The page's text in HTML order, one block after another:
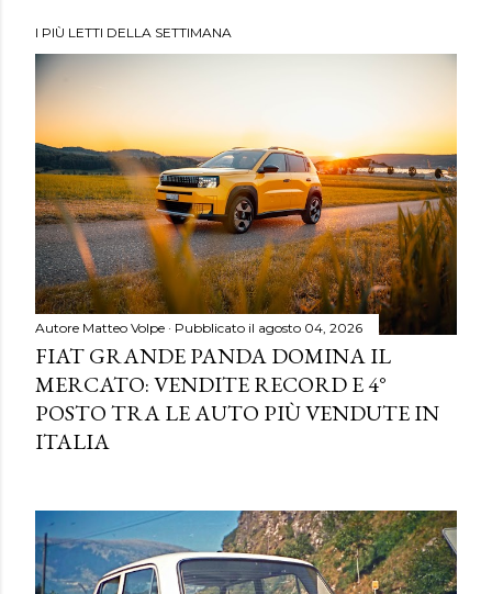
I PIÙ LETTI DELLA SETTIMANA
Autore Matteo Volpe Pubblicato il agosto 04, 2026
FIAT GRANDE PANDA DOMINA IL
MERCATO: VENDITE RECORD E 4°
POSTO TRA LE AUTO PIÙ VENDUTE IN
ITALIA